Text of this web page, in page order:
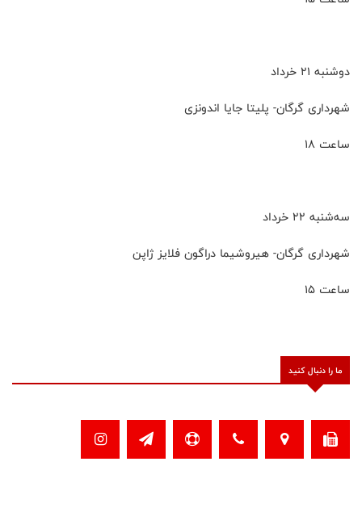
دوشنبه ۲۱ خرداد
شهرداری گرگان- پلیتا جایا اندونزی
ساعت ۱۸
سه‌شنبه ۲۲ خرداد
شهرداری گرگان- هیروشیما دراگون فلایز ژاپن
ساعت ۱۵
ما را دنبال کنید